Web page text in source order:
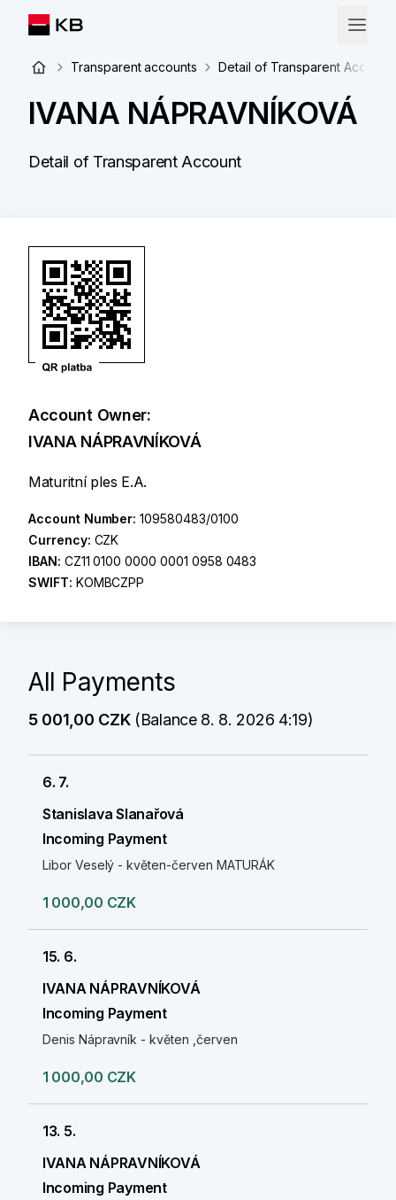
Transparent accounts Detail of Transparent Account
IVANA NÁPRAVNÍKOVÁ
Detail of Transparent Account
Account Owner:
IVANA NÁPRAVNÍKOVÁ
Maturitní ples E.A.
Account Number:109580483/0100
Currency: CZK
IBAN: CZ11 0100 0000 0001 0958 0483
SWIFT: KOMBCZPP
All Payments
5 001,00 CZK(Balance 8. 8. 2026 4:19)
6. 7.
Stanislava Slanařová
Incoming Payment
Libor Veselý - květen-červen MATURÁK
1 000,00 CZK
15. 6.
IVANA NÁPRAVNÍKOVÁ
Incoming Payment
Denis Nápravník - květen ,červen
1 000,00 CZK
13. 5.
IVANA NÁPRAVNÍKOVÁ
Incoming Payment